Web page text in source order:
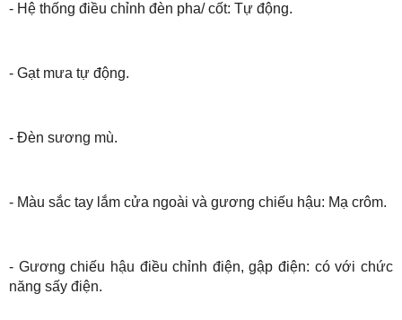
- Hệ thống điều chỉnh đèn pha/ cốt: Tự động.
- Gạt mưa tự động.
- Đèn sương mù.
- Màu sắc tay lắm cửa ngoài và gương chiếu hậu: Mạ crôm.
- Gương chiếu hậu điều chỉnh điện, gập điện: có với chức
năng sấy điện.